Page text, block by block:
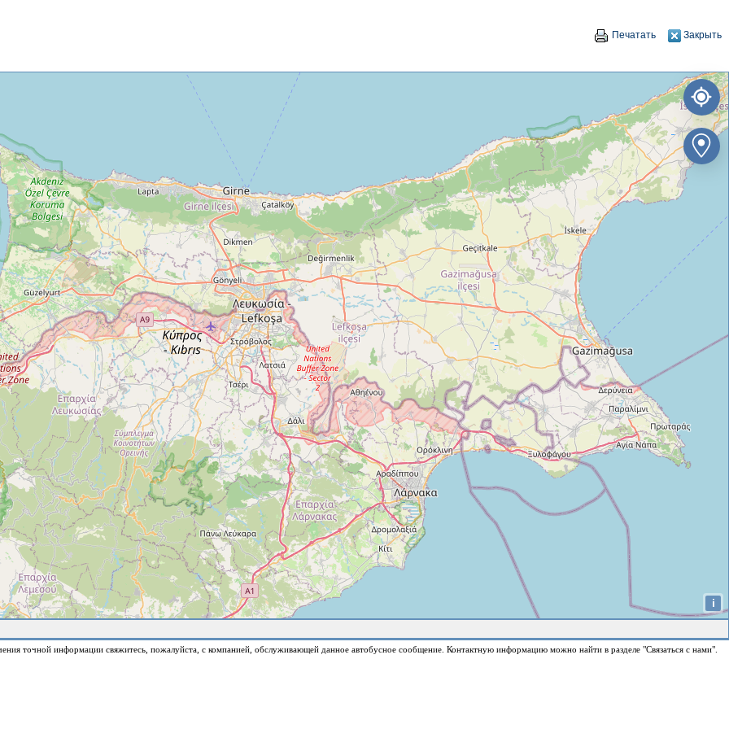
Печатать Закрыть
i
точной информации свяжитесь, пожалуйста, с компанией, обслуживающей данное автобусное сообщение. Контактную информацию можно найти в разделе "Связаться с нами".